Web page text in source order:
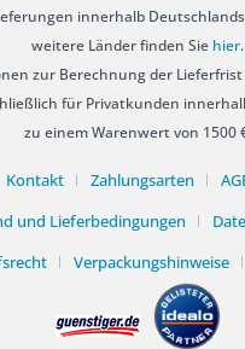
innerhalb
weitere Länder finden Sie hier.
zur Berechnung der Lieferfrist
für Privatkunden
zu einem Warenwert von 1500
Kontakt Zahlungsarten
und Lieferbedingungen
Verpackungshinweise